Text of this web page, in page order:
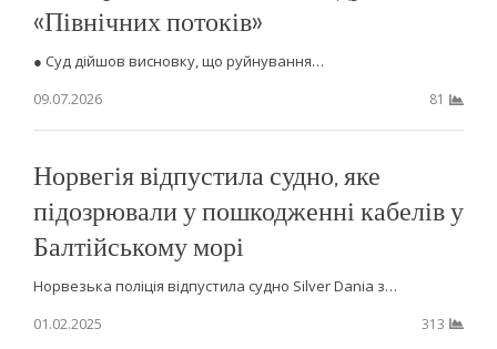
«Північних потоків»
● Суд дійшов висновку, що руйнування…
09.07.2026
81
Норвегія відпустила судно, яке
підозрювали у пошкодженні кабелів у
Балтійському морі
Норвезька поліція відпустила судно Silver Dania з…
01.02.2025
313